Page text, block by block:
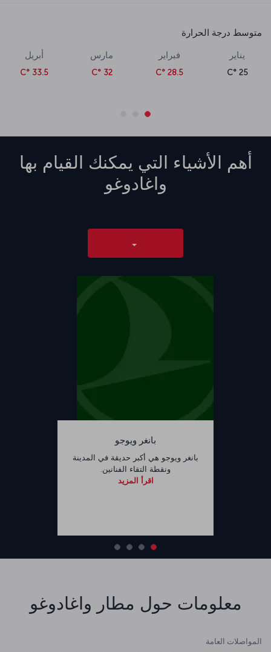
متوسط درجة الحرارة
يناير
25 °C
فبراير
28.5 °C
مارس
32 °C
أبريل
33.5 °C
أهم الأشياء التي يمكنك القيام بها
واغادوغو
بانغر ويوجو
بانغر ويوجو هي أكبر حديقة في المدينة
ونقطة التقاء الفنانين.
اقرأ المزيد
معلومات حول مطار واغادوغو
المواصلات العامة